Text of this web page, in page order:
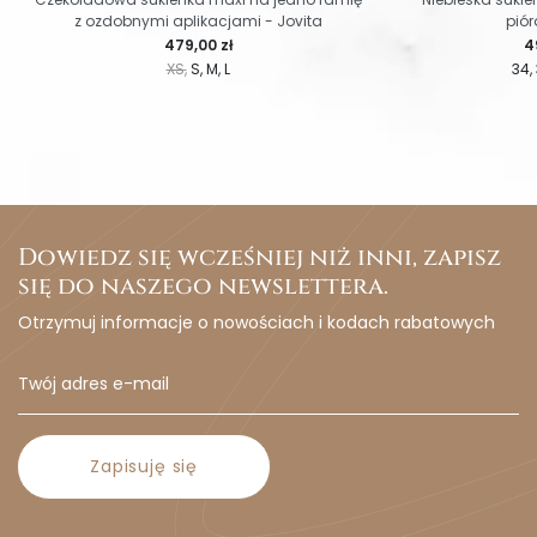
XS S M L
Cena
479,00 zł
z ozdobnymi aplikacjami - Jovita
34
Dowiedz się wcześniej niż inni, zapisz
się do naszego newslettera.
Otrzymuj informacje o nowościach i kodach rabatowych
Zapisuję się